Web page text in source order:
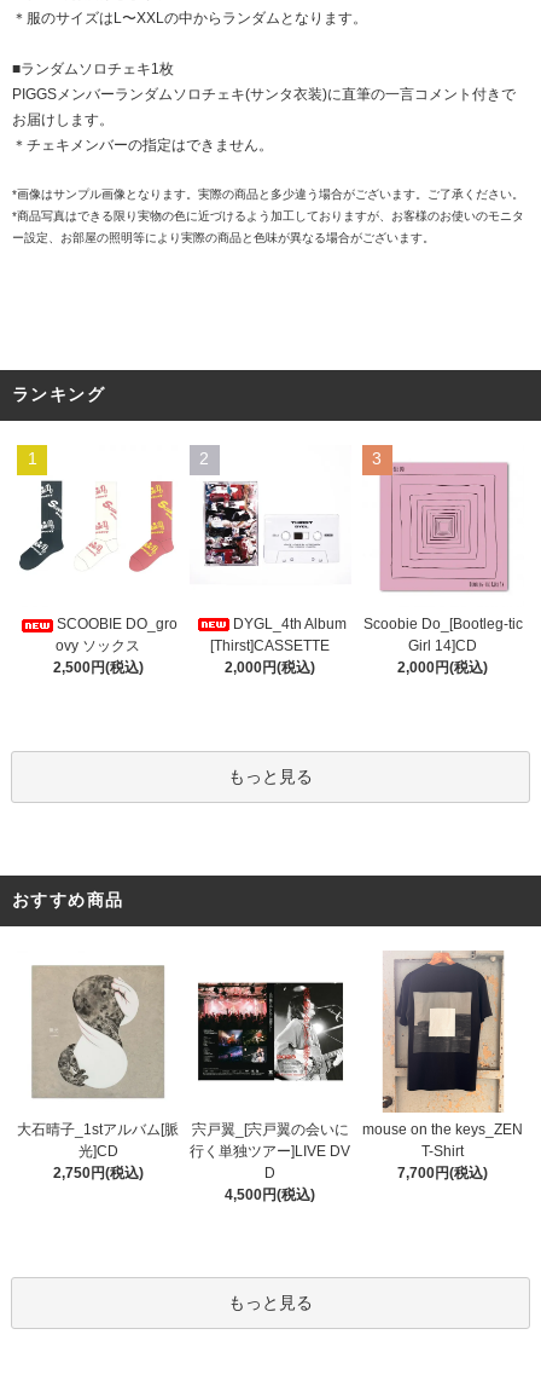
＊服のサイズはL〜XXLの中からランダムとなります。
■ランダムソロチェキ1枚
PIGGSメンバーランダムソロチェキ(サンタ衣装)に直筆の一言コメント付きで
お届けします。
＊チェキメンバーの指定はできません。
*画像はサンプル画像となります。実際の商品と多少違う場合がございます。ご了承ください。
*商品写真はできる限り実物の色に近づけるよう加工しておりますが、お客様のお使いのモニタ
ー設定、お部屋の照明等により実際の商品と色味が異なる場合がございます。
ランキング
1
SCOOBIE DO_gro
ovy ソックス
2,500円(税込)
2
DYGL_4th Album
[Thirst]CASSETTE
2,000円(税込)
3
Scoobie Do_[Bootleg-tic
Girl 14]CD
2,000円(税込)
もっと見る
おすすめ商品
大石晴子_1stアルバム[脈
光]CD
2,750円(税込)
宍戸翼_[宍戸翼の会いに
行く単独ツアー]LIVE DV
D
4,500円(税込)
mouse on the keys_ZEN
T-Shirt
7,700円(税込)
もっと見る